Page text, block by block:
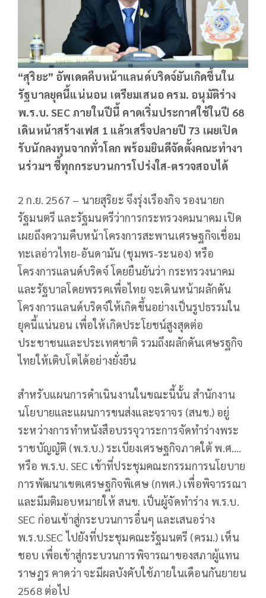
“สุริยะ” อัพเดตคืบหน้าแลนด์บริดจ์ยันเกิดขึ้นใน
รัฐบาลยุคนี้แน่นอน เตรียมเสนอ ครม. อนุมัติร่าง
พ.ร.บ.SEC ภายในปีนี้ คาดเริ่มประกาศใช้ในปี 68
เดินหน้าสร้างเฟส 1 แล้วเสร็จปลายปี 73 เผยเปิด
รับนักลงทุนจากทั่วโลก พร้อมยินดีจัดตั้งคณะทำงา
นร่วมฯ ชี้ทุกกระบวนการโปร่งใส-ตรวจสอบได้
2 ก.ย. 2567 – นายสุริยะ จึงรุ่งเรืองกิจ รองนายก
รัฐมนตรี และรัฐมนตรีว่าการกระทรวงคมนาคม เปิด
เผยถึงความคืบหน้าโครงการสะพานเศรษฐกิจเชื่อม
ทะเลอ่าวไทย-อันดามัน (ชุมพร-ระนอง) หรือ
โครงการแลนด์บริดจ์ โดยยืนยันว่า กระทรวงนาคม
และรัฐบาลโดยพรรคเพื่อไทย จะเดินหน้าผลักดัน
โครงการแลนด์บริดจ์ให้เกิดขึ้นอย่างเป็นรูปธรรมใน
ยุคนี้แน่นอน เพื่อให้เกิดประโยชน์สูงสุดต่อ
ประชาชนและประเทศชาติ รวมถึงผลักดันเศษรฐกิจ
ไทยให้เติบโตได้อย่างยั่งยืน
สำหรับแผนการดำเนินงานในขณะนี้นั้น สำนักงาน
นโยบายและแผนการขนส่งและจราจร (สนข.) อยู่
ระหว่างการทำหนังสือบรรจุวาระการจัดทำร่างพระ
ราชบัญญัติ (พ.ร.บ.) ระเบียงเศรษฐกิจภาคใต้ พ.ศ….
หรือ พ.ร.บ. SEC เข้าที่ประชุมคณะกรรมการนโยบาย
การพัฒนาเขตเศรษฐกิจพิเศษ (กพศ.) เพื่อพิจารรณา
และมีมติมอบหมายให้ สนข. เป็นผู้จัดทำร่าง พ.ร.บ.
SEC ก่อนเข้าสู่กระบวนการอื่นๆ และเสนอร่าง
พ.ร.บ.SEC ไปยังที่ประชุมคณะรัฐมนตรี (ครม.) เห็น
ชอบ เพื่อเข้าสู่กระบวนการพิจารณาของสภาผู้แทน
ราษฎร คาดว่า จะมีผลบังคับใช้ภายในเดือนกันยายน
2568 ต่อไป